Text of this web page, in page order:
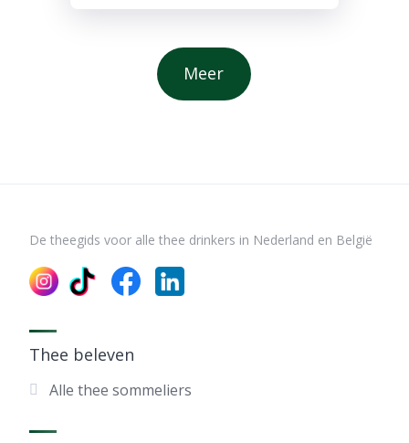
Meer
De theegids voor alle thee drinkers in Nederland en België
Thee beleven
Alle thee sommeliers